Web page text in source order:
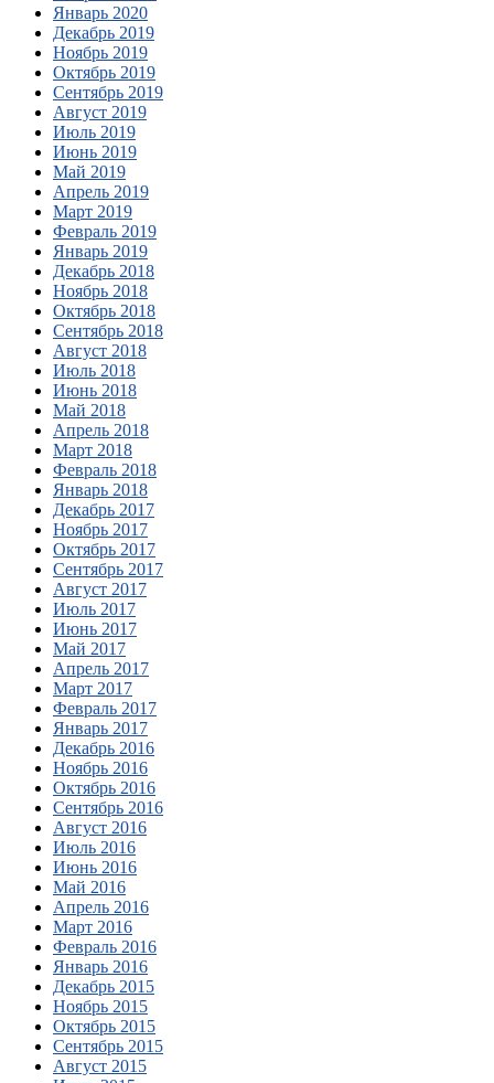
Январь 2020
Декабрь 2019
Ноябрь 2019
Октябрь 2019
Сентябрь 2019
Август 2019
Июль 2019
Июнь 2019
Май 2019
Апрель 2019
Март 2019
Февраль 2019
Январь 2019
Декабрь 2018
Ноябрь 2018
Октябрь 2018
Сентябрь 2018
Август 2018
Июль 2018
Июнь 2018
Май 2018
Апрель 2018
Март 2018
Февраль 2018
Январь 2018
Декабрь 2017
Ноябрь 2017
Октябрь 2017
Сентябрь 2017
Август 2017
Июль 2017
Июнь 2017
Май 2017
Апрель 2017
Март 2017
Февраль 2017
Январь 2017
Декабрь 2016
Ноябрь 2016
Октябрь 2016
Сентябрь 2016
Август 2016
Июль 2016
Июнь 2016
Май 2016
Апрель 2016
Март 2016
Февраль 2016
Январь 2016
Декабрь 2015
Ноябрь 2015
Октябрь 2015
Сентябрь 2015
Август 2015